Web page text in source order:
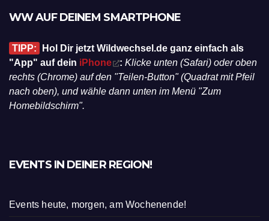
WW AUF DEINEM SMARTPHONE
TIPP:
Hol Dir jetzt Wildwechsel.de ganz einfach als
"App" auf dein iPhone : Klicke unten (Safari) oder oben
rechts (Chrome) auf den "Teilen-Button" (Quadrat mit Pfeil
nach oben), und wähle dann unten im Menü "Zum
Homebildschirm".
EVENTS IN DEINER REGION!
Events heute, morgen, am Wochenende!